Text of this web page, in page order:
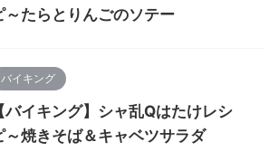
～たらとりんごのソテー
バイキング
【バイキング】シャ乱Qはたけレシ
～焼きそば＆キャベツサラダ